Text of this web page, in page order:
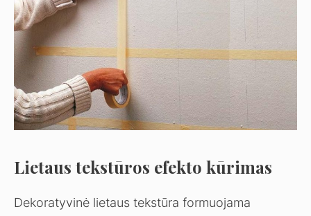
Lietaus tekstūros efekto kūrimas
Dekoratyvinė lietaus tekstūra formuojama